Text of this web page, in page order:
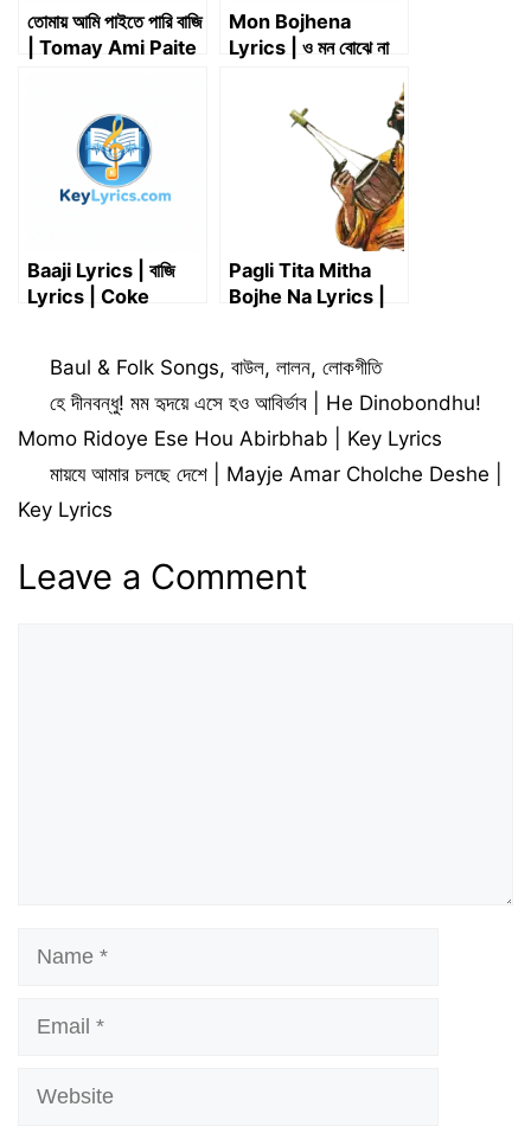
তোমায় আমি পাইতে পারি বাজি
| Tomay Ami Paite
Mon Bojhena
Lyrics | ও মন বোঝে না
Baaji Lyrics | বাজি
Lyrics | Coke
Pagli Tita Mitha
Bojhe Na Lyrics |
Sourov Islam
Categories
Baul & Folk Songs,বাউল,লালন,লোকগীতি
হে দীনবন্ধু! মম হৃদয়ে এসে হও আবির্ভাব | He Dinobondhu!
Momo Ridoye Ese Hou Abirbhab | Key Lyrics
মায়যে আমার চলছে দেশে | Mayje Amar Cholche Deshe |
Key Lyrics
Leave a Comment
Name
Email
Website